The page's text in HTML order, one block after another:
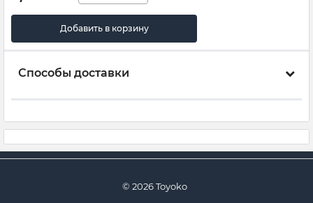
Добавить в корзину
Способы доставки
© 2026 Toyoko